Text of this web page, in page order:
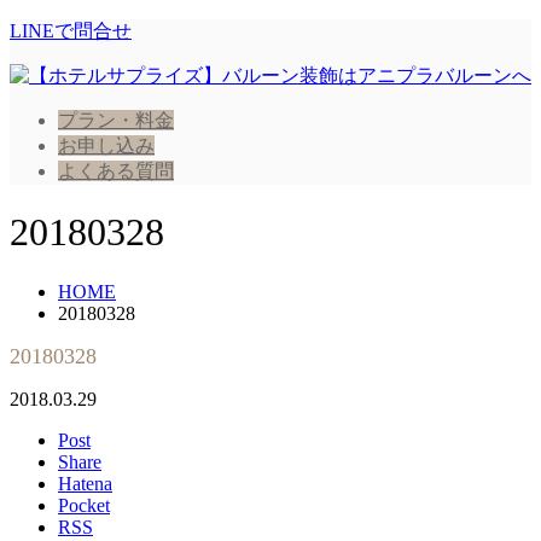
LINEで問合せ
プラン・料金
お申し込み
よくある質問
20180328
HOME
20180328
20180328
2018.03.29
Post
Share
Hatena
Pocket
RSS